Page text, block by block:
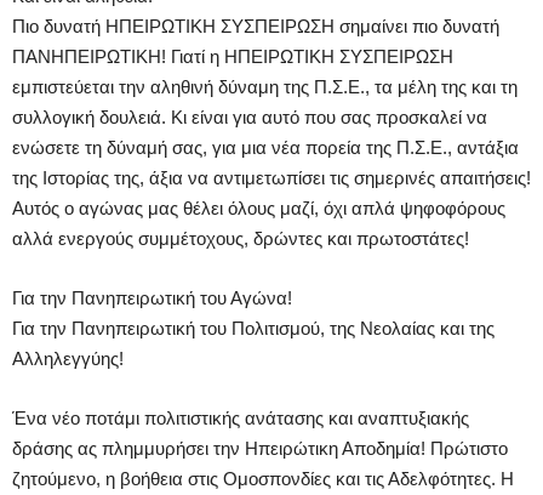
Πιο δυνατή ΗΠΕΙΡΩΤΙΚΗ ΣΥΣΠΕΙΡΩΣΗ σημαίνει πιο δυνατή
ΠΑΝΗΠΕΙΡΩΤΙΚΗ! Γιατί η ΗΠΕΙΡΩΤΙΚΗ ΣΥΣΠΕΙΡΩΣΗ
εμπιστεύεται την αληθινή δύναμη της Π.Σ.Ε., τα μέλη της και τη
συλλογική δουλειά. Κι είναι για αυτό που σας προσκαλεί να
ενώσετε τη δύναμή σας, για μια νέα πορεία της Π.Σ.Ε., αντάξια
της Ιστορίας της, άξια να αντιμετωπίσει τις σημερινές απαιτήσεις!
Αυτός ο αγώνας μας θέλει όλους μαζί, όχι απλά ψηφοφόρους
αλλά ενεργούς συμμέτοχους, δρώντες και πρωτοστάτες!
Για την Πανηπειρωτική του Αγώνα!
Για την Πανηπειρωτική του Πολιτισμού, της Νεολαίας και της
Αλληλεγγύης!
Ένα νέο ποτάμι πολιτιστικής ανάτασης και αναπτυξιακής
δράσης ας πλημμυρήσει την Ηπειρώτικη Αποδημία! Πρώτιστο
ζητούμενο, η βοήθεια στις Ομοσπονδίες και τις Αδελφότητες. Η